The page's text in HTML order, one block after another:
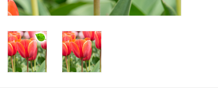
Starke Zwiebel Tage
Neuigkeiten